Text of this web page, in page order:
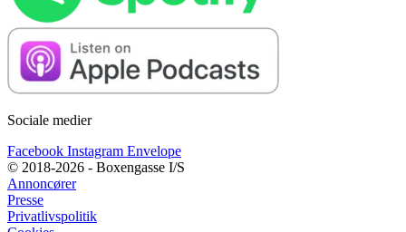
Sociale medier
Facebook Instagram Envelope
© 2018-2026 - Boxengasse I/S
Annoncører
Presse
Privatlivspolitik